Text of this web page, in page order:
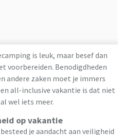
is leuk, maar besef dan
voorbereiden. Benodigdheden
andere zaken moet je immers
all-inclusive vakantie is dat niet
wel iets meer.
op vakantie
je aandacht aan veiligheid